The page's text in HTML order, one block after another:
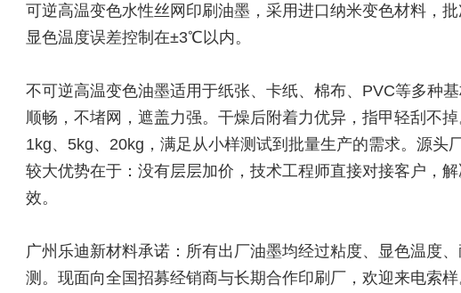
可逆高温变色水性丝网印刷油墨，采用进口纳米变色材料，批
显色温度误差控制在±3℃以内。
不可逆高温变色油墨适用于纸张、卡纸、棉布、PVC等多种
顺畅，不堵网，遮盖力强。干燥后附着力优异，指甲轻刮不
1kg、5kg、20kg，满足从小样测试到批量生产的需求。源头
较大优势在于：没有层层加价，技术工程师直接对接客户，
效。
广州乐迪新材料承诺：所有出厂油墨均经过粘度、显色温度
测。现面向全国招募经销商与长期合作印刷厂，欢迎来电索样